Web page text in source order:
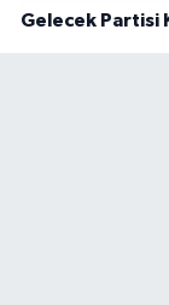
Gelecek Partisi